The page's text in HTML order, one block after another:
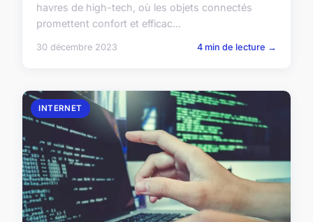
havres de high-tech, où les objets connectés
promettent confort et efficac...
30 décembre 2023 4 min de lecture →
INTERNET